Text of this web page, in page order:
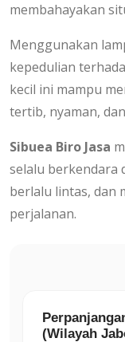
membahayakan
Menggunakan
kepedulian
kecil ini mampu
tertib, nyaman,
Sibuea Biro Jasa
selalu berkendara
berlalu lintas, dan
perjalanan.
(Wilayah